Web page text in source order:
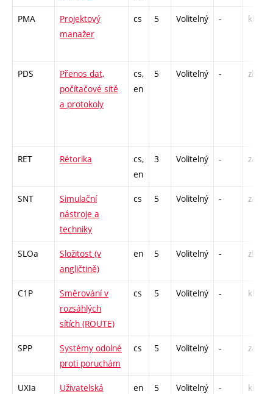
PMA
Projektový
manažer
cs 5 Volitelný - kl
PDS
Přenos dat,
počítačové sítě
a protokoly
cs,
en
5 Volitelný - zk
RET Rétorika
cs,
en
3 Volitelný - zá
SNT
Simulační
nástroje a
techniky
cs 5 Volitelný - zá,zk
SLOa
Složitost (v
angličtině)
en 5 Volitelný - zk
C1P
Směrování v
rozsáhlých
sítích (ROUTE)
cs 5 Volitelný - kl
SPP
Systémy odolné
proti poruchám
cs 5 Volitelný - zá,zk
UXIa
Uživatelská
en 5 Volitelný - kl